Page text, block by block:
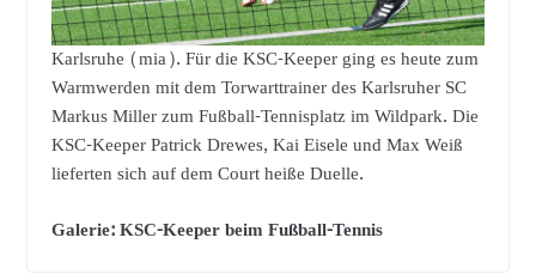
Karlsruhe (mia). Für die KSC-Keeper ging es heute zum
Warmwerden mit dem Torwarttrainer des Karlsruher SC
Markus Miller zum Fußball-Tennisplatz im Wildpark. Die
KSC-Keeper Patrick Drewes, Kai Eisele und Max Weiß
lieferten sich auf dem Court heiße Duelle.
Galerie: KSC-Keeper beim Fußball-Tennis